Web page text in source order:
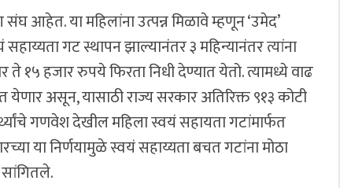
आहेत. या महिलांना उत्पन्न मिळावे म्हणून ‘उमेद’
गट स्थापन झाल्यानंतर ३ महिन्यानंतर त्यांना
ते १५ हजार रुपये फिरता निधी देण्यात येतो. त्यामध्ये वाढ
असून, यासाठी राज्य सरकार अतिरिक्त ९१३ कोटी
गणवेश देखील महिला स्वयं सहायता गटांमार्फत
या निर्णयामुळे स्वयं सहाय्यता बचत गटांना मोठा